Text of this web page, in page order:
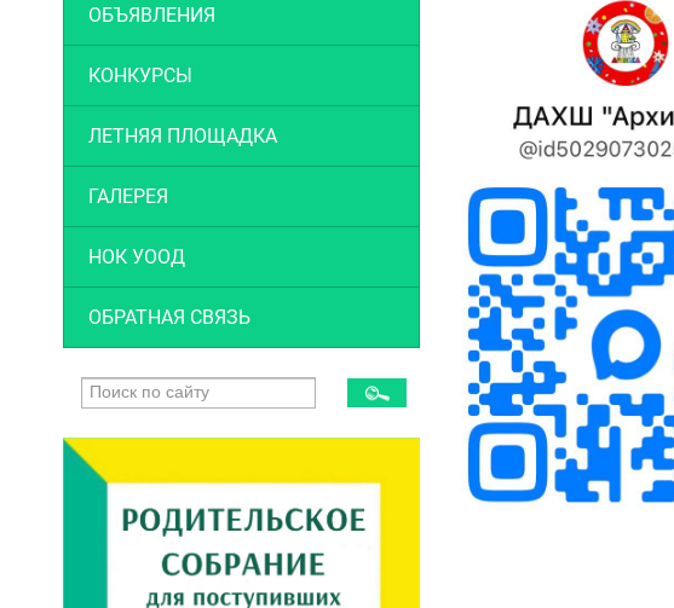
ОБЪЯВЛЕНИЯ
КОНКУРСЫ
ЛЕТНЯЯ ПЛОЩАДКА
ГАЛЕРЕЯ
НОК УООД
ОБРАТНАЯ СВЯЗЬ